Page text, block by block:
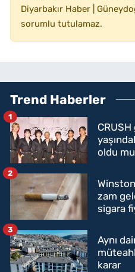
Diyarbakır Haber |
sorumlu tutulamaz.
Trend Haberler
oldu
1
zam
sigara
2
Aynı
karar
3